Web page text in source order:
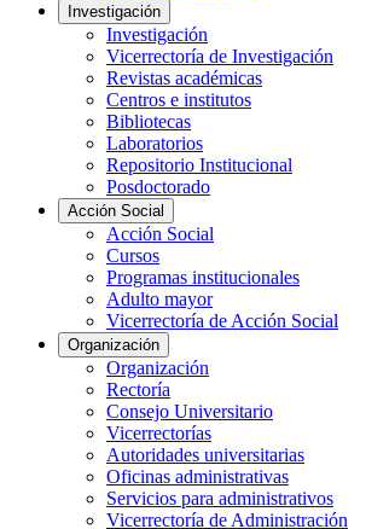
Investigación
Investigación
Vicerrectoría de Investigación
Revistas académicas
Centros e institutos
Bibliotecas
Laboratorios
Repositorio Institucional
Posdoctorado
Acción Social
Acción Social
Cursos
Programas institucionales
Adulto mayor
Vicerrectoría de Acción Social
Organización
Organización
Rectoría
Consejo Universitario
Vicerrectorías
Autoridades universitarias
Oficinas administrativas
Servicios para administrativos
Vicerrectoría de Administración